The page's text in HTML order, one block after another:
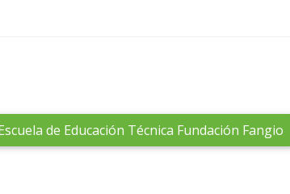
de Educación Técnica Fundación Fangio